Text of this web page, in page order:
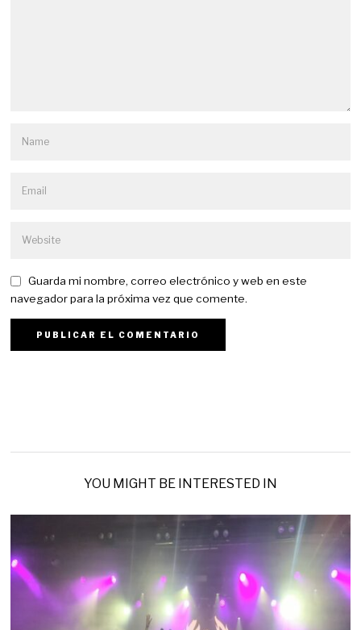
Guarda mi nombre, correo electrónico y web en este
navegador para la próxima vez que comente.
YOU MIGHT BE INTERESTED IN